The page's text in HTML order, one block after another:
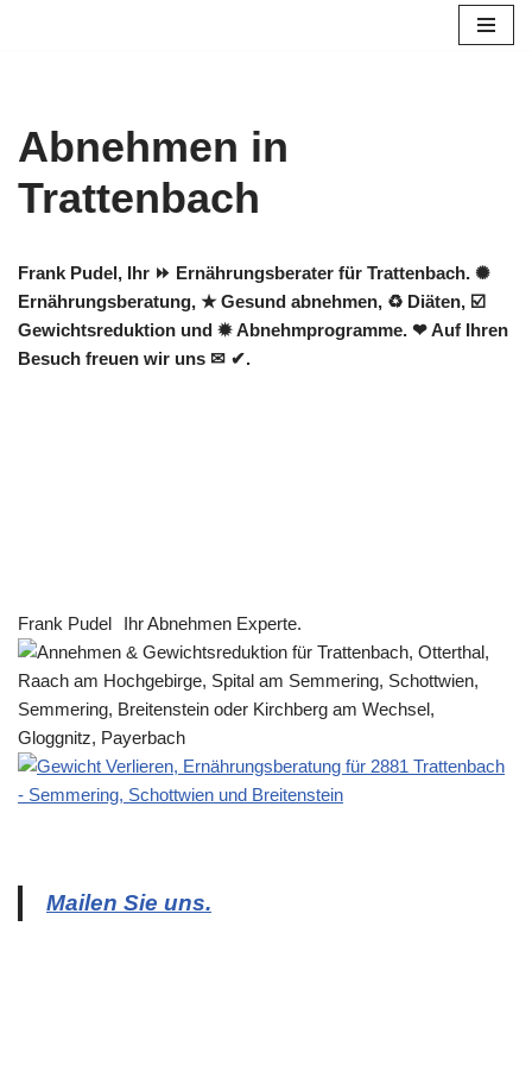
Abnehmen in
Trattenbach
Frank Pudel, Ihr ⏩ Ernährungsberater für Trattenbach. ✺
Ernährungsberatung, ★ Gesund abnehmen, ♻ Diäten, ☑️
Gewichtsreduktion und ✹ Abnehmprogramme. ❤ Auf Ihren
Besuch freuen wir uns ✉ ✔.
Frank Pudel Ihr Abnehmen Experte.
Mailen Sie uns.